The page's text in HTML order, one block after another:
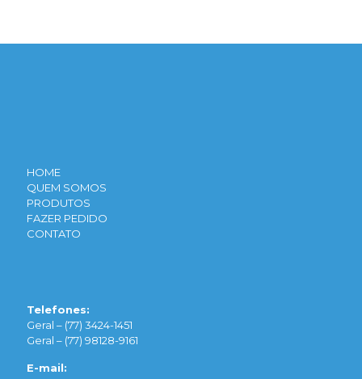
HOME
QUEM SOMOS
PRODUTOS
FAZER PEDIDO
CONTATO
Telefones:
Geral – (77) 3424-1451
Geral – (77) 98128-9161
E-mail: